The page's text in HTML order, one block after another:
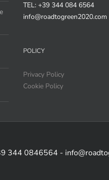
TEL: +39 344 084 6564
info@roadtogreen2020.com
POLICY
Privacy Policy
Cookie Policy
344 0846564 -